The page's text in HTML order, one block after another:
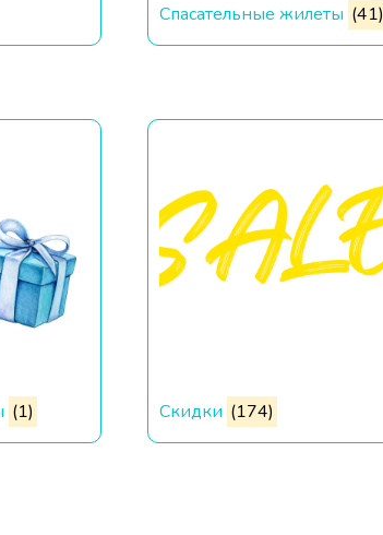
Спасательные жилеты (41)
(1) Cкидки (174)